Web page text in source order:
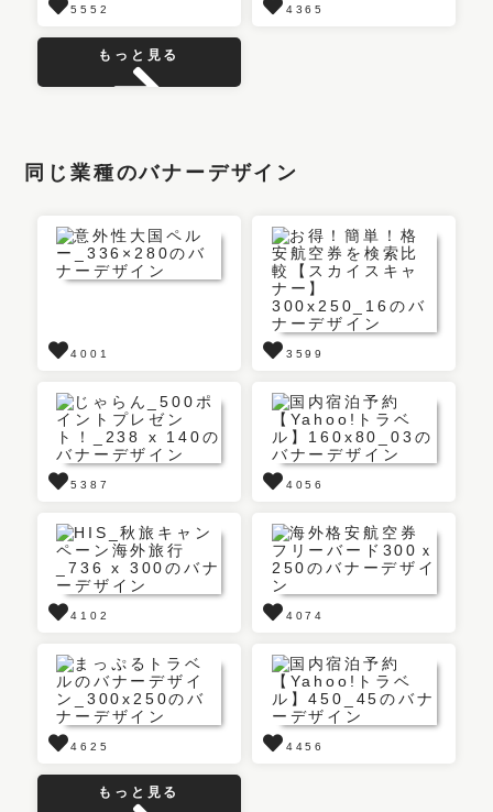
5552 4365
もっと見る
同じ業種のバナーデザイン
4001 3599
5387 4056
4102 4074
4625 4456
もっと見る